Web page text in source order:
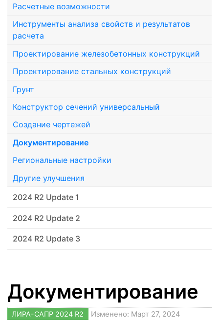
Расчетные возможности
Инструменты анализа свойств и результатов
расчета
Проектирование железобетонных конструкций
Проектирование стальных конструкций
Грунт
Конструктор сечений универсальный
Создание чертежей
Документирование
Региональные настройки
Другие улучшения
2024 R2 Update 1
2024 R2 Update 2
2024 R2 Update 3
Документирование
ЛИРА-САПР 2024 R2 Изменено: Март 27, 2024